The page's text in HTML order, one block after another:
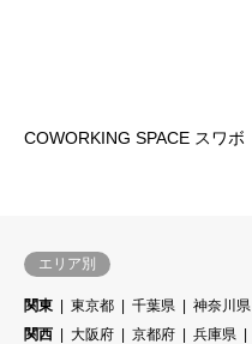
COWORKING SPACE スワボ
エリア別
関東 東京都 千葉県 神奈川県
関西
大阪府 京都府 兵庫県